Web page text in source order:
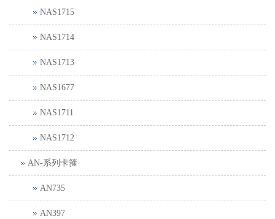
NAS1715
NAS1714
NAS1713
NAS1677
NAS1711
NAS1712
AN-系列卡箍
AN735
AN397